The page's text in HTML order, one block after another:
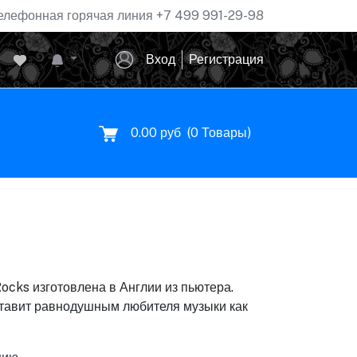
горячая линия +7 499 991-29-98
Вход Регистрация
0.00 руб (0 Товары)
изготовлена в Англии из пьютера.
равнодушным любителя музыки как